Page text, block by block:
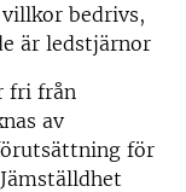
bedrivs,
är ledstjärnor
fri från
av
för